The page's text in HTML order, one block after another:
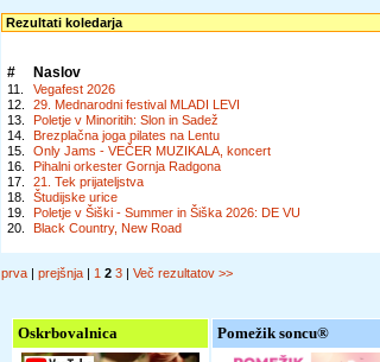
Rezultati koledarja
# Naslov
11. Vegafest 2026
12.
29. Mednarodni festival MLADI LEVI
13.
Poletje v Minoritih: Slon in Sadež
14.
Brezplačna joga pilates na Lentu
15.
Only Jams - VEČER MUZIKALA, koncert
16.
Pihalni orkester Gornja Radgona
17.
21. Tek prijateljstva
18.
Študijske urice
19.
Poletje v Šiški - Summer in Šiška 2026: DE VU
20.
Black Country, New Road
prva | prejšnja | 1 2 3 | Več rezultatov >>
Oskrbovalnica Pomežik soncu®